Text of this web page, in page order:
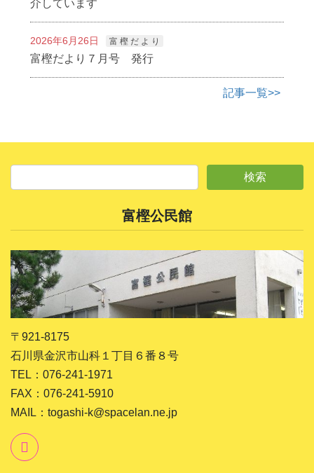
介しています
2026年6月26日 富 樫 だ よ り
富樫だより７月号 発行
記事一覧>>
富樫公民館
〒921-8175
石川県金沢市山科１丁目６番８号
TEL：076-241-1971
FAX：076-241-5910
MAIL：togashi-k@spacelan.ne.jp